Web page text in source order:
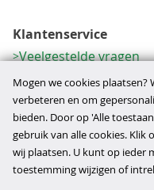
Klantenservice
Veelgestelde vragen
Contactformulier
Herroeping
Over ons
Bedrijfsgegevens
Werkwijze
Mogen we cookies plaatsen?
verbeteren en om
bieden. Door op 'Alle
gebruik van alle cookies. Klik
wij plaatsen. U kunt op ieder
toestemming wijzigen of